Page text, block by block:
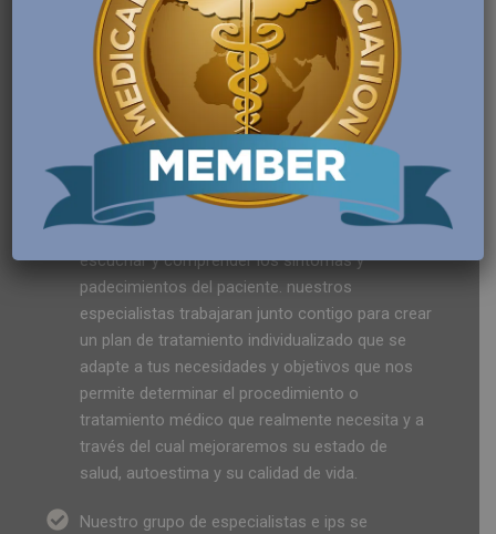
servicios de salud) médicos especialistas,
equipo médico y laboratorios.
Realizamos una valoración previa del estado de
salud del paciente que nos permite identificar si
se encuentra en las condiciones aptas para
someterse a algún tratamiento o procedimiento
médico.
escuchar y comprender los síntomas y
padecimientos del paciente. nuestros
especialistas trabajaran junto contigo para crear
un plan de tratamiento individualizado que se
adapte a tus necesidades y objetivos que nos
permite determinar el procedimiento o
tratamiento médico que realmente necesita y a
través del cual mejoraremos su estado de
salud, autoestima y su calidad de vida.
Nuestro grupo de especialistas e ips se